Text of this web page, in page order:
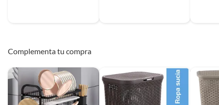
Complementa tu compra